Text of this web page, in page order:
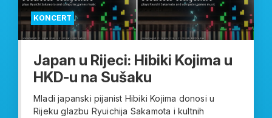
KONCERT
Japan u Rijeci: Hibiki Kojima u
HKD-u na Sušaku
Mladi japanski pijanist Hibiki Kojima donosi u
Rijeku glazbu Ryuichija Sakamota i kultnih